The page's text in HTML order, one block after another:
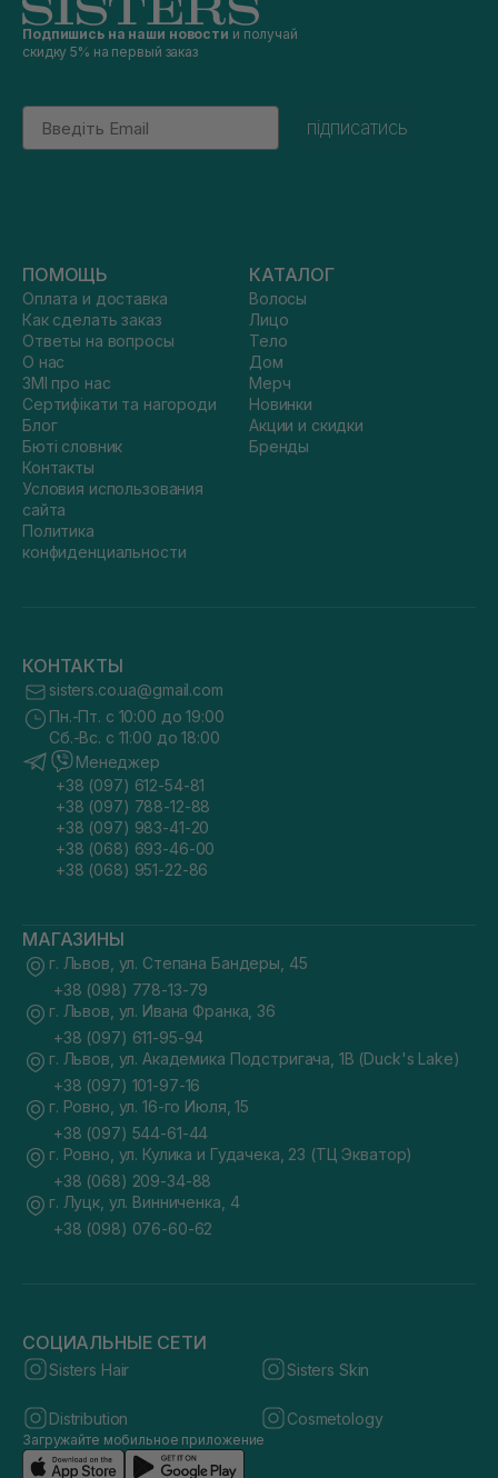
Подпишись на наши новости и получай
скидку 5% на первый заказ
Email
підписатись
ПОМОЩЬ
Оплата и доставка
Как сделать заказ
Ответы на вопросы
О нас
ЗМІ про нас
Сертифікати та нагороди
Блог
Бюті словник
Контакты
Условия использования
сайта
Политика
конфиденциальности
КАТАЛОГ
Волосы
Лицо
Тело
Дом
Мерч
Новинки
Акции и скидки
Бренды
КОНТАКТЫ
sisters.co.ua@gmail.com
Пн.-Пт. с 10:00 до 19:00
Сб.-Вс. с 11:00 до 18:00
Менеджер
+38 (097) 612-54-81
+38 (097) 788-12-88
+38 (097) 983-41-20
+38 (068) 693-46-00
+38 (068) 951-22-86
МАГАЗИНЫ
г. Львов, ул. Степана Бандеры, 45
+38 (098) 778-13-79
г. Львов, ул. Ивана Франка, 36
+38 (097) 611-95-94
г. Львов, ул. Академика Подстригача, 1В (Duck's Lake)
+38 (097) 101-97-16
г. Ровно, ул. 16-го Июля, 15
+38 (097) 544-61-44
г. Ровно, ул. Кулика и Гудачека, 23 (ТЦ Экватор)
+38 (068) 209-34-88
г. Луцк, ул. Винниченка, 4
+38 (098) 076-60-62
СОЦИАЛЬНЫЕ СЕТИ
Sisters Hair Sisters Skin
Distribution Cosmetology
Загружайте мобильное приложение